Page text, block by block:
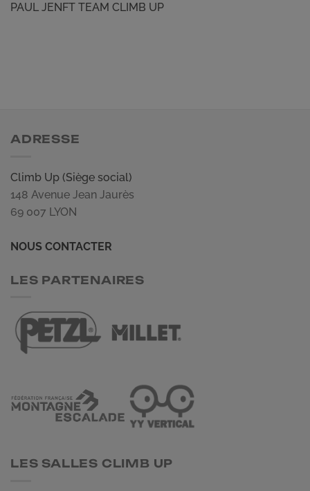
PAUL JENFT TEAM CLIMB UP
ADRESSE
Climb Up (Siège social)
148 Avenue Jean Jaurès
69 007 LYON
NOUS CONTACTER
LES PARTENAIRES
LES SALLES CLIMB UP